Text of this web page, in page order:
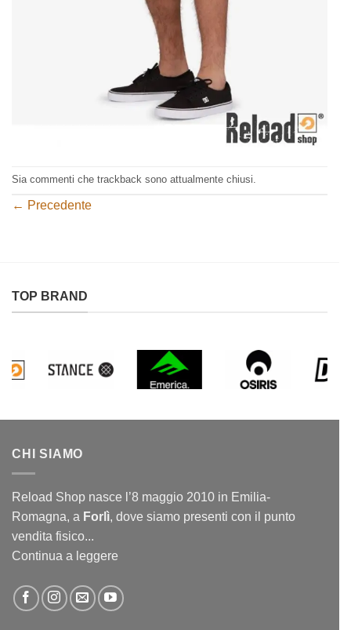
Sia commenti che trackback sono attualmente chiusi.
← Precedente
TOP BRAND
CHI SIAMO
Reload Shop nasce l’8 maggio 2010 in Emilia-
Romagna, a Forlì, dove siamo presenti con il punto
vendita fisico...
Continua a leggere